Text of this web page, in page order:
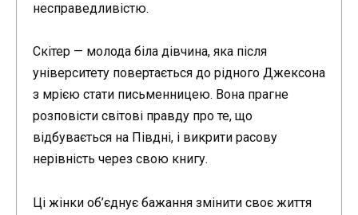
несправедливістю.
Скітер — молода біла дівчина, яка після
університету повертається до рідного Джексона
з мрією стати письменницею. Вона прагне
розповісти світові правду про те, що
відбувається на Півдні, і викрити расову
нерівність через свою книгу.
Ці жінки об’єднує бажання змінити своє життя